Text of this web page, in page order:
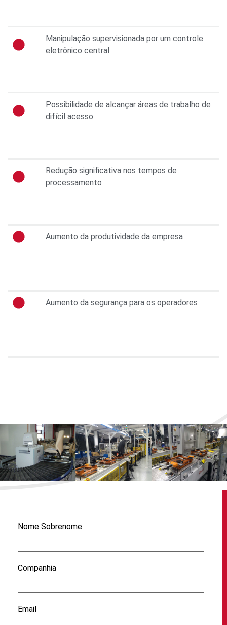
Manipulação supervisionada por um controle
eletrônico central
Possibilidade de alcançar áreas de trabalho de
difícil acesso
Redução significativa nos tempos de
processamento
Aumento da produtividade da empresa
Aumento da segurança para os operadores
Nome Sobrenome
Companhia
Email